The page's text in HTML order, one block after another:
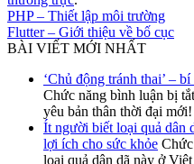
PHP – Thiết lập môi trường
Flutter – Giới thiệu về bố cục
BÀI VIẾT MỚI NHẤT
‘Chủ động tránh thai’ –
Chức năng bình luận bị tắt
yêu bản thân thời đại mới!
Ít người biết loại quả dân
lợi ích cho sức khỏe
loại quả dân dã này ở